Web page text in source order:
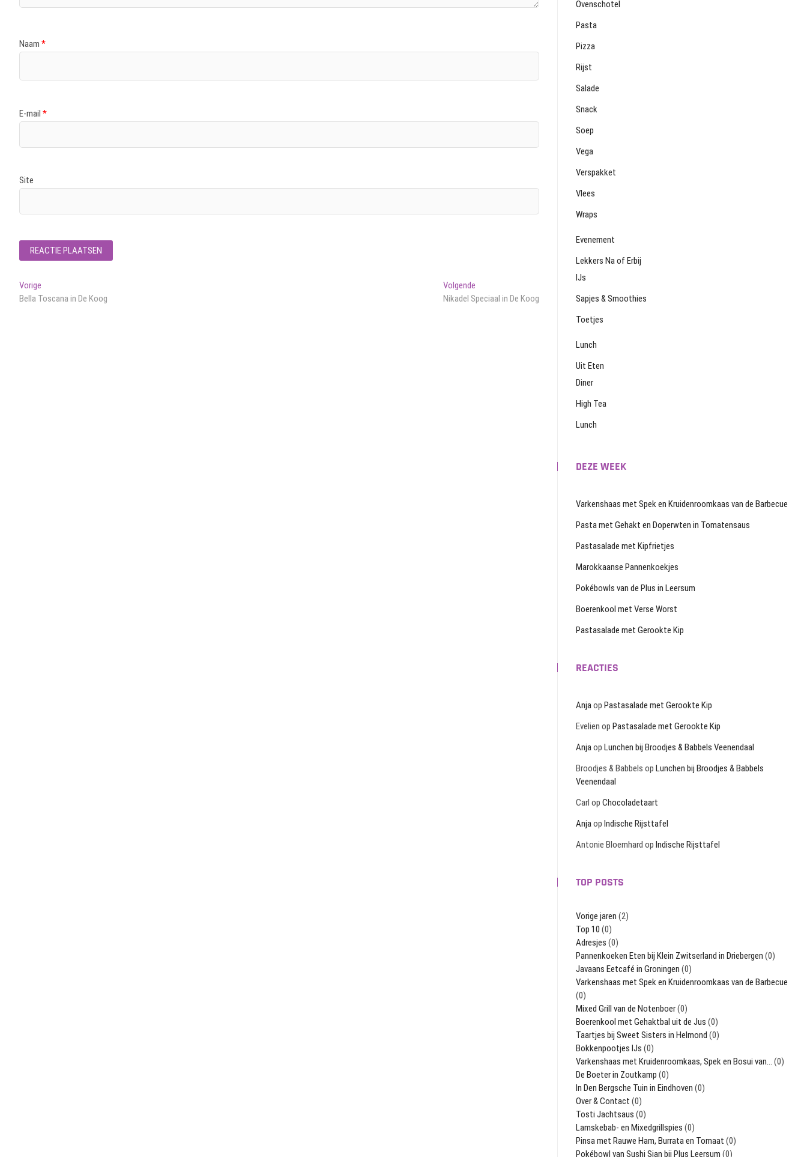
Naam *
E-mail *
Site
Bericht
navigatie
Vorige
bericht:
Bella Toscana in De Koog
Volgende
bericht:
Nikadel Speciaal in De Koog
Ovenschotel
Pasta
Pizza
Rijst
Salade
Snack
Soep
Vega
Verspakket
Vlees
Wraps
Evenement
Lekkers Na of Erbij
IJs
Sapjes & Smoothies
Toetjes
Lunch
Uit Eten
Diner
High Tea
Lunch
DEZE WEEK
Varkenshaas met Spek en Kruidenroomkaas van de Barbecue
Pasta met Gehakt en Doperwten in Tomatensaus
Pastasalade met Kipfrietjes
Marokkaanse Pannenkoekjes
Pokébowls van de Plus in Leersum
Boerenkool met Verse Worst
Pastasalade met Gerookte Kip
REACTIES
Anjaop Pastasalade met Gerookte Kip
Evelien op Pastasalade met Gerookte Kip
Anjaop Lunchen bij Broodjes & Babbels Veenendaal
Broodjes & Babbels op Lunchen bij Broodjes & Babbels
Veenendaal
Carl op Chocoladetaart
Anjaop Indische Rijsttafel
Antonie Bloemhard op Indische Rijsttafel
TOP POSTS
Vorige jaren (2)
Top 10 (0)
Adresjes (0)
Pannenkoeken Eten bij Klein Zwitserland in Driebergen (0)
Javaans Eetcafé in Groningen (0)
Varkenshaas met Spek en Kruidenroomkaas van de Barbecue
(0)
Mixed Grill van de Notenboer(0)
Boerenkool met Gehaktbal uit de Jus (0)
Taartjes bij Sweet Sisters in Helmond (0)
Bokkenpootjes IJs (0)
Varkenshaas met Kruidenroomkaas, Spek en Bosui van… (0)
De Boeter in Zoutkamp (0)
In Den Bergsche Tuin in Eindhoven (0)
Over & Contact (0)
Tosti Jachtsaus (0)
Lamskebab- en Mixedgrillspies (0)
Pinsa met Rauwe Ham, Burrata en Tomaat (0)
Pokébowl van Sushi Sian bij Plus Leersum (0)